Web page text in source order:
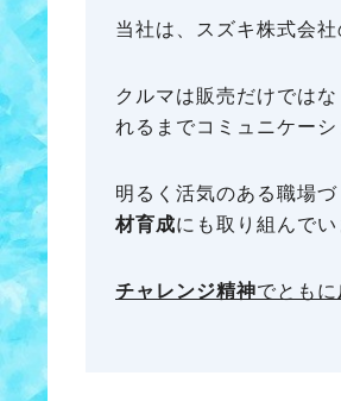
当社は、スズキ株式会
クルマは販売だけではな
れるまでコミュニケーシ
明るく活気のある職場
材育成にも取り組んでい
チャレンジ精神でともに